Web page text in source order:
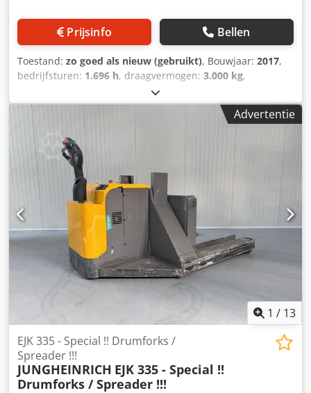
Prijsinfo Bellen
Toestand: zo goed als nieuw (gebruikt), Bouwjaar: 2017,
bedrijfsturen: 1.696 h, draagvermogen: 3.000 kg,
Manufacturer + model:HYSTER P 3.0 * EX * Pyroban 2G /
Zone 1 * ID:26050.9195 Cat.:Used Forks:1150 x 570 mm
Capacity:3000 kg Year:2017 Hours:1696 hours Cedpfx Aozq
Um Dod Noha Capacity:Complete NEW * 24v / 230ah * Bj
02/2026 Options:* EX * Atex - Pyroban !!!! Systeem /
Certificate = Ex - Tec ( 10047935 - S Gasgroep = IIA & IIB
Type = 2G ( toegestaan in ZONE 1 & 2 ) Temp klasse = T4 (
-20*C < Ta < + 40*C )
Advertentie
1 / 13
EJK 335 - Special !! Drumforks /
Spreader !!!
JUNGHEINRICH EJK 335 - Special !!
Drumforks / Spreader !!!